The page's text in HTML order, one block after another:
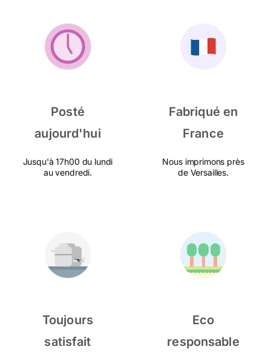
Posté
aujourd'hui
Jusqu'à 17h00 du lundi
au vendredi.
Fabriqué en
France
Nous imprimons près
de Versailles.
Toujours
satisfait
Eco
responsable